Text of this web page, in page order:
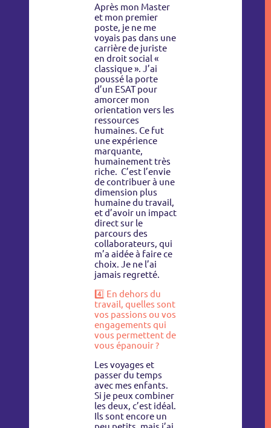
Après mon Master
et mon premier
poste, je ne me
voyais pas dans une
carrière de juriste
en droit social «
classique ». J’ai
poussé la porte
d’un ESAT pour
amorcer mon
orientation vers les
ressources
humaines. Ce fut
une expérience
marquante,
humainement très
riche. C’est l’envie
de contribuer à une
dimension plus
humaine du travail,
et d’avoir un impact
direct sur le
parcours des
collaborateurs, qui
m’a aidée à faire ce
choix. Je ne l’ai
jamais regretté.
4️⃣ En dehors du
travail, quelles sont
vos passions ou vos
engagements qui
vous permettent de
vous épanouir ?
Les voyages et
passer du temps
avec mes enfants.
Si je peux combiner
les deux, c’est idéal.
Ils sont encore un